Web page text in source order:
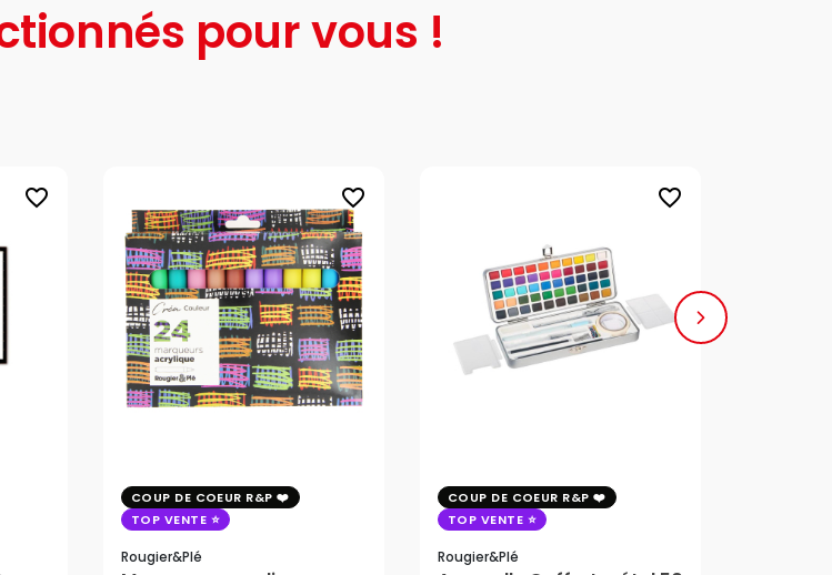
pour vous !
favorite_border favorite_border
COUP DE COEUR R&P
TOP VENTE
Rougier&plé
favorite_border
COUP DE COEUR R&P
TOP VENTE
Rougier&plé